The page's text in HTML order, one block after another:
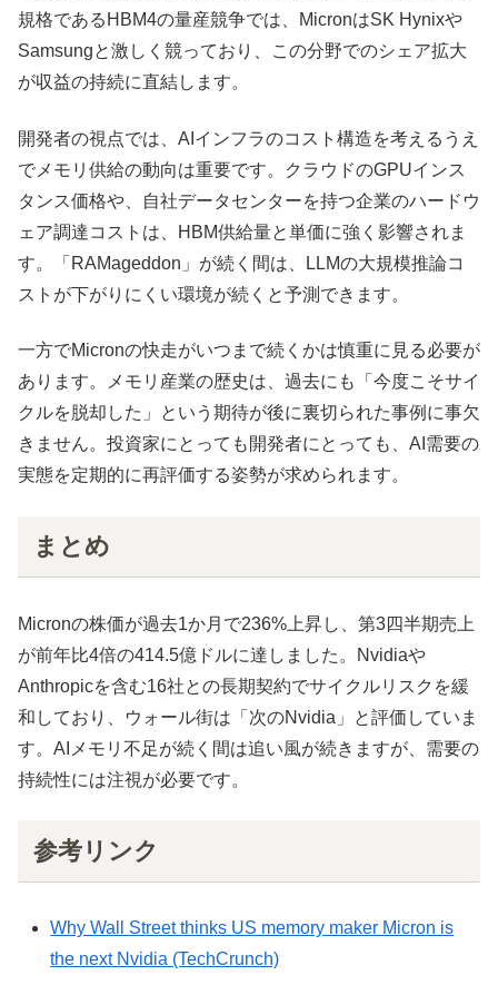
規格であるHBM4の量産競争では、MicronはSK Hynixや
Samsungと激しく競っており、この分野でのシェア拡大
が収益の持続に直結します。
開発者の視点では、AIインフラのコスト構造を考えるうえ
でメモリ供給の動向は重要です。クラウドのGPUインス
タンス価格や、自社データセンターを持つ企業のハードウ
ェア調達コストは、HBM供給量と単価に強く影響されま
す。「RAMageddon」が続く間は、LLMの大規模推論コ
ストが下がりにくい環境が続くと予測できます。
一方でMicronの快走がいつまで続くかは慎重に見る必要が
あります。メモリ産業の歴史は、過去にも「今度こそサイ
クルを脱却した」という期待が後に裏切られた事例に事欠
きません。投資家にとっても開発者にとっても、AI需要の
実態を定期的に再評価する姿勢が求められます。
まとめ
Micronの株価が過去1か月で236%上昇し、第3四半期売上
が前年比4倍の414.5億ドルに達しました。Nvidiaや
Anthropicを含む16社との長期契約でサイクルリスクを緩
和しており、ウォール街は「次のNvidia」と評価していま
す。AIメモリ不足が続く間は追い風が続きますが、需要の
持続性には注視が必要です。
参考リンク
Why Wall Street thinks US memory maker Micron is
the next Nvidia (TechCrunch)